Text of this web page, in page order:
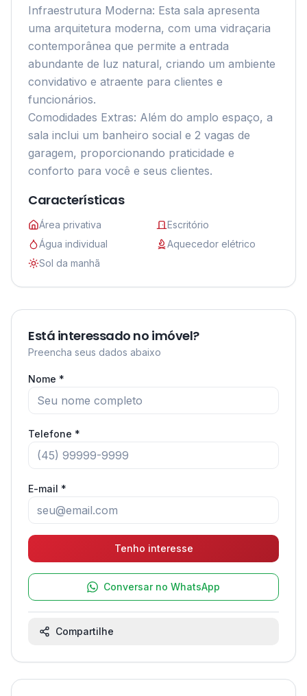
Infraestrutura Moderna: Esta sala apresenta
uma arquitetura moderna, com uma vidraçaria
contemporânea que permite a entrada
abundante de luz natural, criando um ambiente
convidativo e atraente para clientes e
funcionários.
Comodidades Extras: Além do amplo espaço, a
sala inclui um banheiro social e 2 vagas de
garagem, proporcionando praticidade e
conforto para você e seus clientes.
Características
Área privativa
Escritório
Água individual
Aquecedor elétrico
Sol da manhã
Está interessado no imóvel?
Preencha seus dados abaixo
Nome *
Telefone *
E-mail *
Tenho interesse
Conversar no WhatsApp
Compartilhe